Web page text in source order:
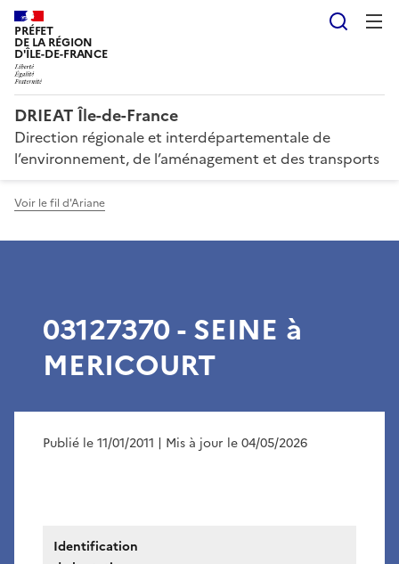
PRÉFET
DE LA RÉGION
D'ÎLE-DE-FRANCE
DRIEAT Île-de-France
Direction régionale et interdépartementale de
l’environnement, de l’aménagement et des transports
Voir le fil d'Ariane
03127370 - SEINE à
MERICOURT
Publié le 11/01/2011 | Mis à jour le 04/05/2026
Identification